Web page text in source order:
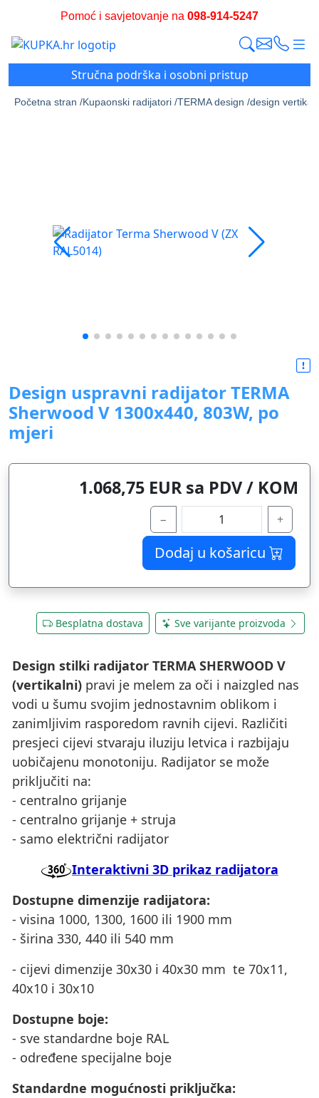
Pomoć i savjetovanje na 098-914-5247
Stručna podrška i osobni pristup
Početna stran /Kupaonski radijatori /TERMA design /design
Design uspravni radijator TERMA
Sherwood V 1300x440, 803W, po
mjeri
1.068,75 EUR sa PDV / KOM
− +
Dodaj u košaricu
Besplatna dostava Sve varijante proizvoda
Design stilki radijator TERMA SHERWOOD V
(vertikalni) pravi je melem za oči i naizgled nas
vodi u šumu svojim jednostavnim oblikom i
zanimljivim rasporedom ravnih cijevi. Različiti
presjeci cijevi stvaraju iluziju letvica i razbijaju
uobičajenu monotoniju. Radijator se može
priključiti na:
- centralno grijanje
- centralno grijanje + struja
- samo električni radijator
Interaktivni 3D prikaz radijatora
Dostupne dimenzije radijatora:
- visina 1000, 1300, 1600 ili 1900 mm
- širina 330, 440 ili 540 mm
- cijevi dimenzije 30x30 i 40x30 mm te 70x11,
40x10 i 30x10
Dostupne boje:
- sve standardne boje RAL
- određene specijalne boje
Standardne mogućnosti priključka: